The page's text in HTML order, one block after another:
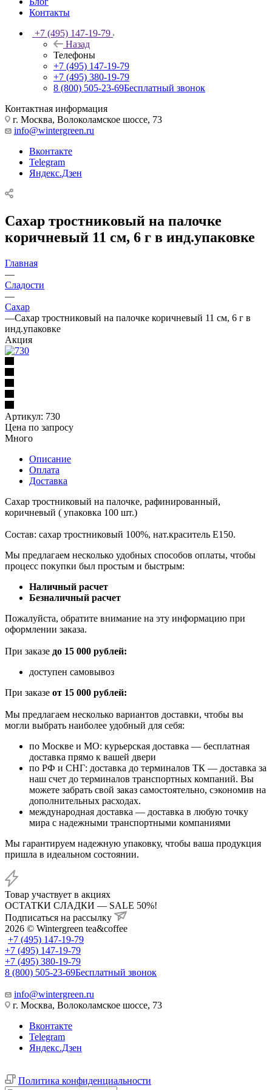
Контакты
+7 (495) 147-19-79
Назад
Телефоны
+7 (495) 147-19-79
+7 (495) 380-19-79
8 (800) 505-23-69Бесплатный звонок
Контактная информация
г. Москва, Волоколамское шоссе, 73
info@wintergreen.ru
Вконтакте
Telegram
Яндекс.Дзен
Сахар тростниковый на палочке
коричневый 11 см, 6 г в инд.упаковке
Главная
—
Сладости
—
Сахар
—Сахар тростниковый на палочке коричневый 11 см, 6 г в
инд.упаковке
Акция
Артикул: 730
Цена по запросу
Много
Описание
Оплата
Доставка
Сахар тростниковый на палочке, рафинированный,
коричневый ( упаковка 100 шт.)
Состав: сахар тростниковый 100%, нат.краситель Е150.
Мы предлагаем несколько удобных способов оплаты, чтобы
процесс покупки был простым и быстрым:
Наличный расчет
Безналичный расчет
Пожалуйста, обратите внимание на эту информацию при
оформлении заказа.
При заказе до 15 000 рублей:
доступен самовывоз
При заказе от 15 000 рублей:
Мы предлагаем несколько вариантов доставки, чтобы вы
могли выбрать наиболее удобный для себя:
по Москве и МО: курьерская доставка — бесплатная
доставка прямо к вашей двери
по РФ и СНГ: доставка до терминалов ТК — доставка за
наш счет до терминалов транспортных компаний. Вы
можете забрать свой заказ самостоятельно, сэкономив на
дополнительных расходах.
международная доставка — доставка в любую точку
мира с надежными транспортными компаниями
Мы гарантируем надежную упаковку, чтобы ваша продукция
пришла в идеальном состоянии.
Товар участвует в акциях
ОСТАТКИ СЛАДКИ — SALE 50%!
Подписаться на рассылку
2026 © Wintergreen tea&coffee
+7 (495) 147-19-79
+7 (495) 147-19-79
+7 (495) 380-19-79
8 (800) 505-23-69Бесплатный звонок
info@wintergreen.ru
г. Москва, Волоколамское шоссе, 73
Вконтакте
Telegram
Яндекс.Дзен
Политика конфиденциальности